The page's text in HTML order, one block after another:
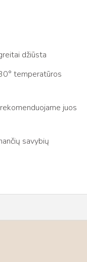
džiūsta
temperatūros
juos
savybių